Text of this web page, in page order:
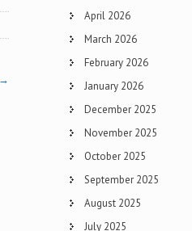
→
April 2026
March 2026
February 2026
January 2026
December 2025
November 2025
October 2025
September 2025
August 2025
July 2025